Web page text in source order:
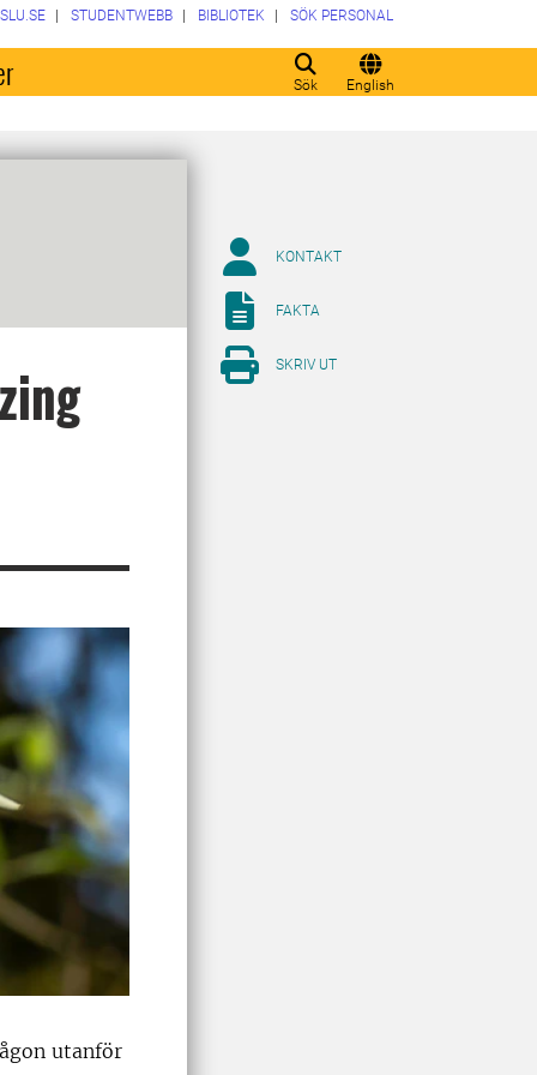
Sök English
SLU.SE STUDENTWEBB BIBLIOTEK SÖK PERSONAL
utanför
KONTAKT
FAKTA
SKRIV UT